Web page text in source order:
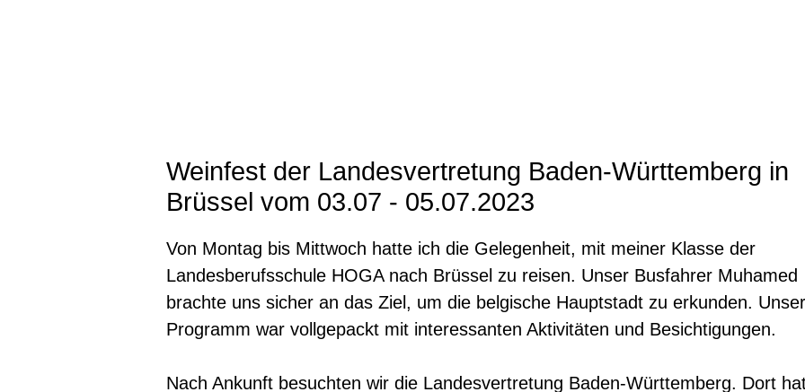
Weinfest der Landesvertretung Baden-Württemberg in
Brüssel vom 03.07 - 05.07.2023
Von Montag bis Mittwoch hatte ich die Gelegenheit, mit meiner Klasse der
Landesberufsschule HOGA nach Brüssel zu reisen. Unser Busfahrer Muhamed
brachte uns sicher an das Ziel, um die belgische Hauptstadt zu erkunden. Unser
Programm war vollgepackt mit interessanten Aktivitäten und Besichtigungen.
Nach Ankunft besuchten wir die Landesvertretung Baden-Württemberg. Dort